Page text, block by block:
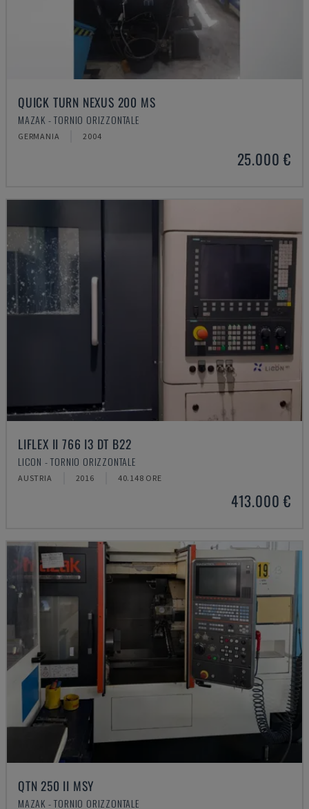
QUICK TURN NEXUS 200 MS
MAZAK - TORNIO ORIZZONTALE
GERMANIA 2004
25.000 €
LIFLEX II 766 I3 DT B22
LICON - TORNIO ORIZZONTALE
AUSTRIA 2016 40.148 ORE
413.000 €
QTN 250 II MSY
MAZAK - TORNIO ORIZZONTALE